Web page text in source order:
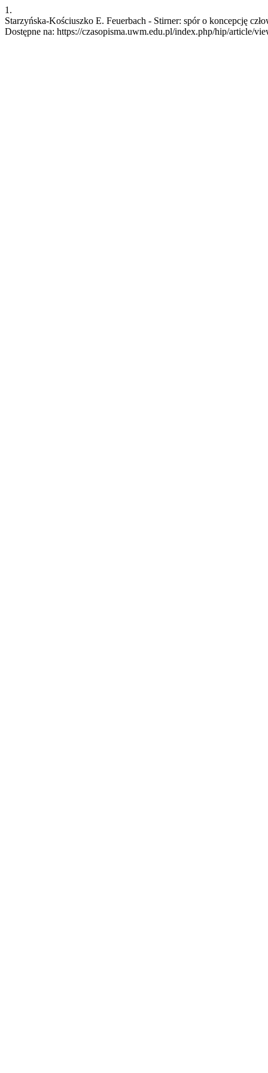
1.
Starzyńska-Kościuszko E. Feuerbach - Stirner: spór o koncepcję
Dostępne na: https://czasopisma.uwm.edu.pl/index.php/hip/article/